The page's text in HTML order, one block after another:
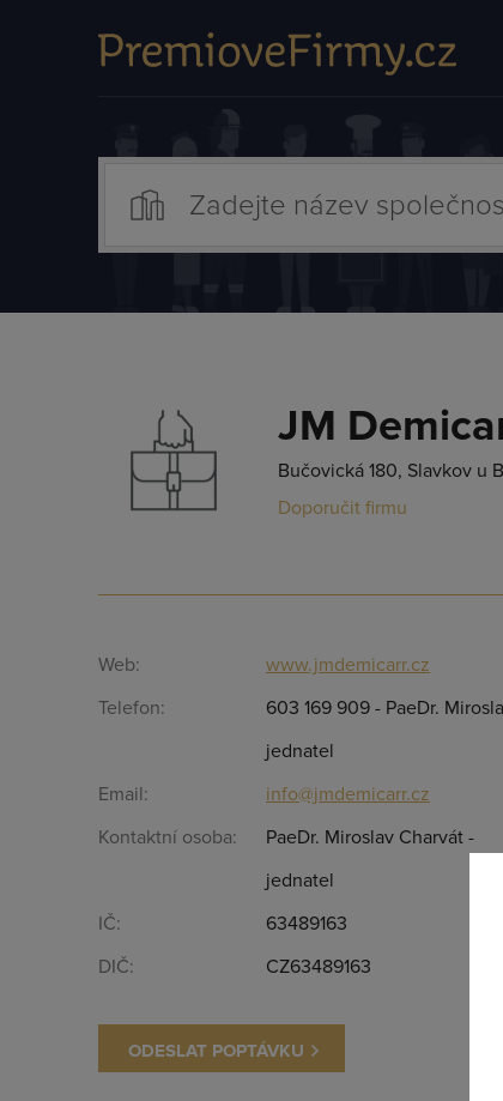
JM
Bučovická 180, Slavkov u
Doporučit firmu
Web:
www.jmdemicarr.cz
Telefon:
603 169 909 - PaeDr.
jednatel
Email:
info@jmdemicarr.cz
Kontaktní osoba:
PaeDr. Miroslav Charvát -
jednatel
IČ:
63489163
DIČ:
CZ63489163
ODESLAT POPTÁVKU